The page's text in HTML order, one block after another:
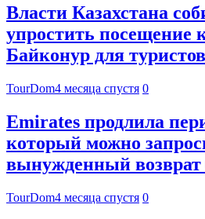
Власти Казахстана
упростить посещение
Байконур для туристов
TourDom4 месяца спустя 0
Emirates продлила
который можно
вынужденный возврат
TourDom4 месяца спустя 0